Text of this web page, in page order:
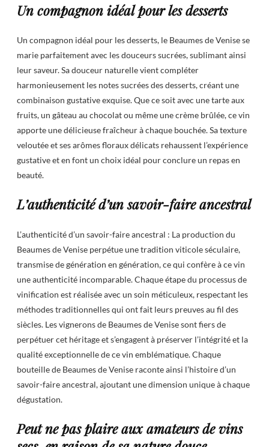
Un compagnon idéal pour les desserts
Un compagnon idéal pour les desserts, le Beaumes de Venise se
marie parfaitement avec les douceurs sucrées, sublimant ainsi
leur saveur. Sa douceur naturelle vient compléter
harmonieusement les notes sucrées des desserts, créant une
combinaison gustative exquise. Que ce soit avec une tarte aux
fruits, un gâteau au chocolat ou même une crème brûlée, ce vin
apporte une délicieuse fraîcheur à chaque bouchée. Sa texture
veloutée et ses arômes floraux délicats rehaussent l’expérience
gustative et en font un choix idéal pour conclure un repas en
beauté.
L’authenticité d’un savoir-faire ancestral
L’authenticité d’un savoir-faire ancestral : La production du
Beaumes de Venise perpétue une tradition viticole séculaire,
transmise de génération en génération, ce qui confère à ce vin
une authenticité incomparable. Chaque étape du processus de
vinification est réalisée avec un soin méticuleux, respectant les
méthodes traditionnelles qui ont fait leurs preuves au fil des
siècles. Les vignerons de Beaumes de Venise sont fiers de
perpétuer cet héritage et s’engagent à préserver l’intégrité et la
qualité exceptionnelle de ce vin emblématique. Chaque
bouteille de Beaumes de Venise raconte ainsi l’histoire d’un
savoir-faire ancestral, ajoutant une dimension unique à chaque
dégustation.
Peut ne pas plaire aux amateurs de vins